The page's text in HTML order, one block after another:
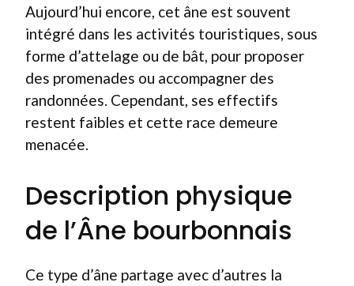
Aujourd’hui encore, cet âne est souvent
intégré dans les activités touristiques, sous
forme d’attelage ou de bât, pour proposer
des promenades ou accompagner des
randonnées. Cependant, ses effectifs
restent faibles et cette race demeure
menacée.
Description physique
de l’Âne bourbonnais
Ce type d’âne partage avec d’autres la